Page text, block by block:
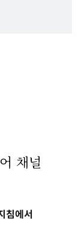
채널
침에서